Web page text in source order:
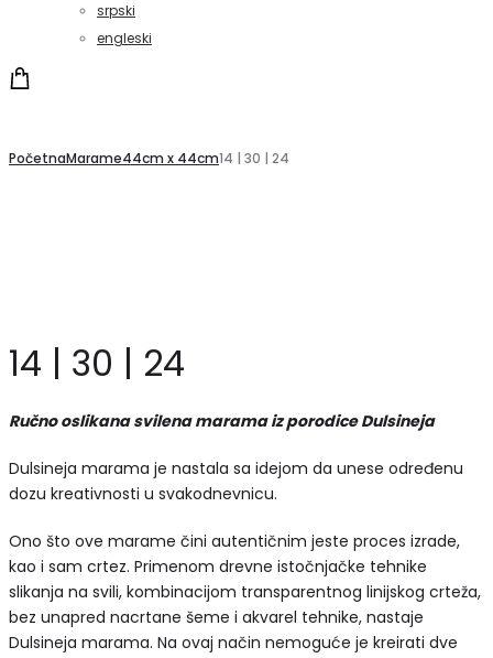
srpski
engleski
PočetnaMarame44cm x 44cm14 | 30 | 24
14 | 30 | 24
Ručno oslikana svilena marama iz porodice Dulsineja
Dulsineja marama je nastala sa idejom da unese određenu
dozu kreativnosti u svakodnevnicu.
Ono što ove marame čini autentičnim jeste proces izrade,
kao i sam crtez. Primenom drevne istočnjačke tehnike
slikanja na svili, kombinacijom transparentnog linijskog crteža,
bez unapred nacrtane šeme i akvarel tehnike, nastaje
Dulsineja marama. Na ovaj način nemoguće je kreirati dve